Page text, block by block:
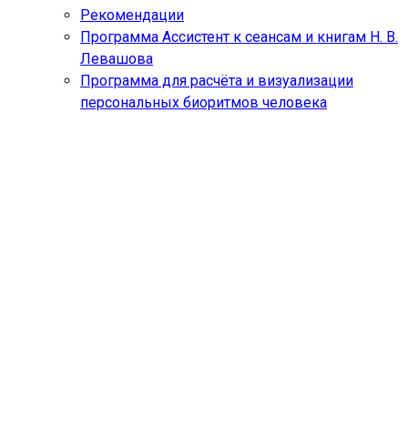
Рекомендации
Программа Ассистент к сеансам и книгам Н. В.
Левашова
Программа для расчёта и визуализации
персональных биоритмов человека